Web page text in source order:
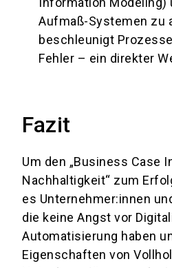
Aufmaß-Systemen zu
beschleunigt
Fehler – ein direkter
Fazit
Um den „Business Case
Nachhaltigkeit“ zum
es Unternehmer:innen
die keine Angst vor
Automatisierung haben
Eigenschaften von